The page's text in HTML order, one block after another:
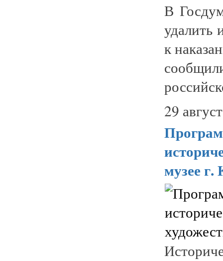
В
удалить
к
29
музее